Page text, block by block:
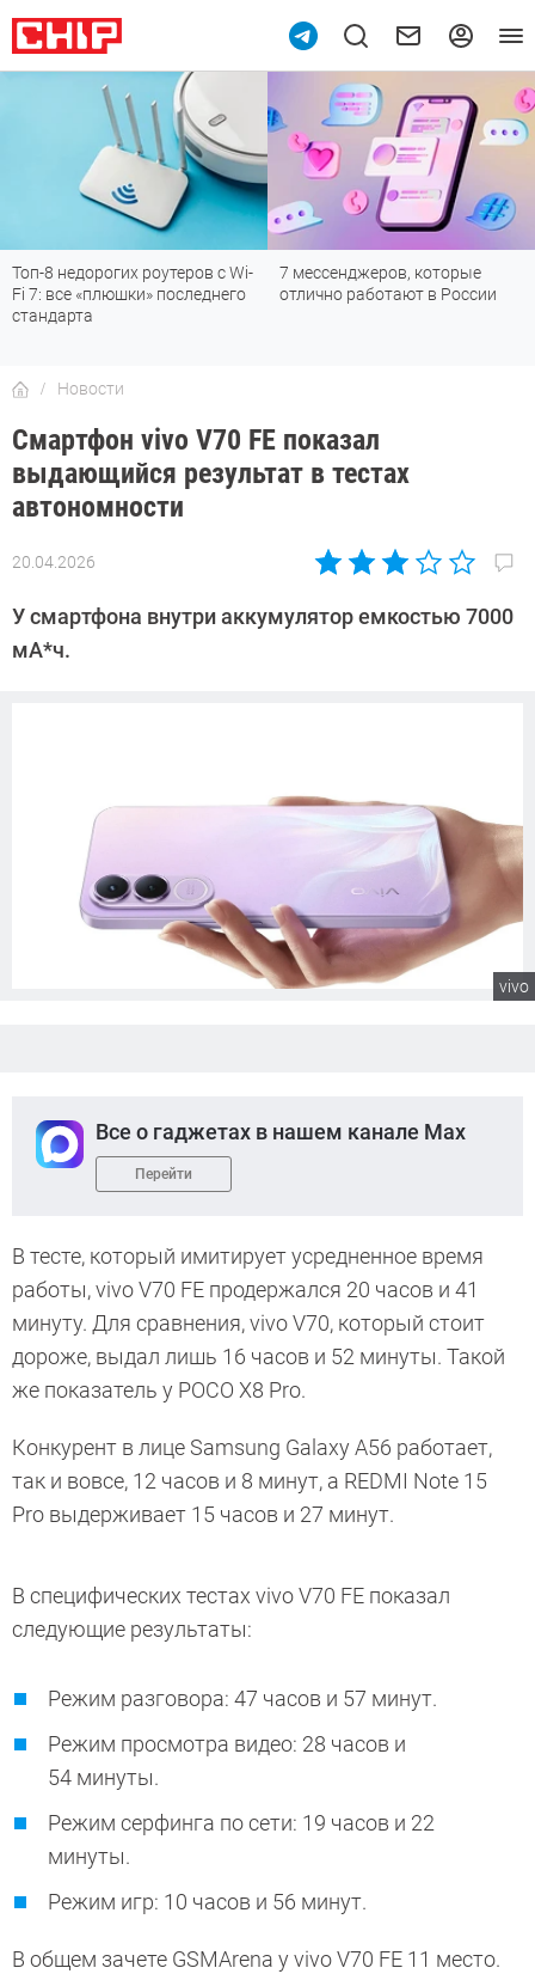
7 мессенджеров, которые
отлично работают в России
Подпишись на наш канал в
мессенджере МАХ
Новости
Смартфон vivo V70 FE показал
выдающийся результат в тестах
автономности
20.04.2026
Автор:
Калашников
У смартфона внутри аккумулятор емкостью 7000
мА*ч.
vivo
Все о гаджетах в нашем канале Max
Перейти
В тесте, который имитирует усредненное время
работы, vivo V70 FE продержался 20 часов и 41
минуту. Для сравнения, vivo V70, который стоит
дороже, выдал лишь 16 часов и 52 минуты. Такой
же показатель у POCO X8 Pro.
Конкурент в лице Samsung Galaxy A56 работает,
так и вовсе, 12 часов и 8 минут, а REDMI Note 15
Pro выдерживает 15 часов и 27 минут.
В специфических тестах vivo V70 FE показал
следующие результаты:
Режим разговора: 47 часов и 57 минут.
Режим просмотра видео: 28 часов и
54 минуты.
Режим серфинга по сети: 19 часов и 22
минуты.
Режим игр: 10 часов и 56 минут.
В общем зачете GSMArena у vivo V70 FE 11 место.